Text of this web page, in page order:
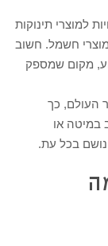
למוצרי תינוקות
חשמל. חשוב
מקום שמספק
העולם, כך
במיטה או
נושם בכל עת.